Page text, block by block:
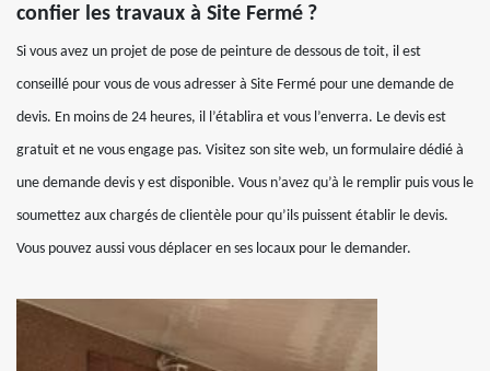
confier les travaux à Site Fermé ?
Si vous avez un projet de pose de peinture de dessous de toit, il est
conseillé pour vous de vous adresser à Site Fermé pour une demande de
devis. En moins de 24 heures, il l’établira et vous l’enverra. Le devis est
gratuit et ne vous engage pas. Visitez son site web, un formulaire dédié à
une demande devis y est disponible. Vous n’avez qu’à le remplir puis vous le
soumettez aux chargés de clientèle pour qu’ils puissent établir le devis.
Vous pouvez aussi vous déplacer en ses locaux pour le demander.